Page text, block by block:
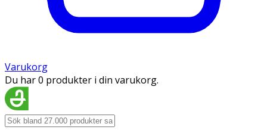
Varukorg
Du har 0 produkter i din varukorg.